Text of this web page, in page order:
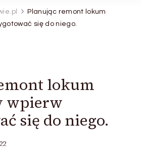
Planując remont lokum
się do niego.
lokum
wpierw
się do niego.